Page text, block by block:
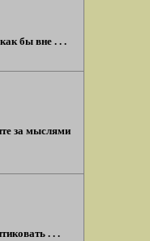
бы вне . . .
за мыслями
. . .